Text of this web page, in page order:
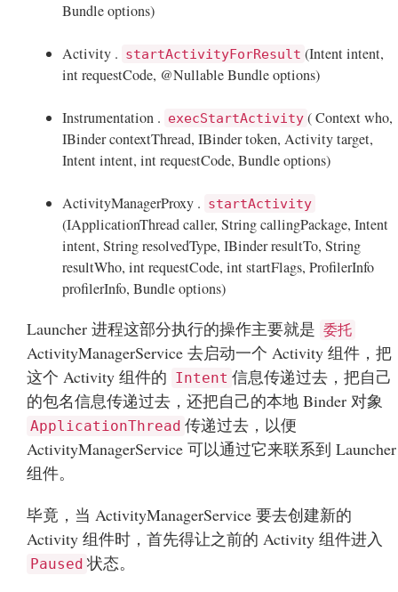
Bundle options)
Activity . startActivityForResult (Intent intent,
int requestCode, @Nullable Bundle options)
Instrumentation . execStartActivity ( Context who,
IBinder contextThread, IBinder token, Activity target,
Intent intent, int requestCode, Bundle options)
ActivityManagerProxy . startActivity
(IApplicationThread caller, String callingPackage, Intent
intent, String resolvedType, IBinder resultTo, String
resultWho, int requestCode, int startFlags, ProfilerInfo
profilerInfo, Bundle options)
Launcher 进程这部分执行的操作主要就是 委托
ActivityManagerService 去启动一个 Activity 组件，把
这个 Activity 组件的 Intent 信息传递过去，把自己
的包名信息传递过去，还把自己的本地 Binder 对象
ApplicationThread 传递过去，以便
ActivityManagerService 可以通过它来联系到 Launcher
组件。
毕竟，当 ActivityManagerService 要去创建新的
Activity 组件时，首先得让之前的 Activity 组件进入
Paused 状态。